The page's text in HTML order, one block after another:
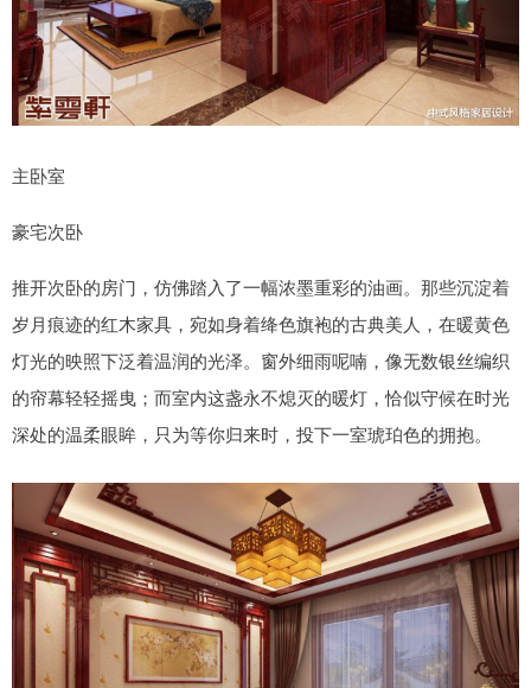
主卧室
豪宅次卧
推开次卧的房门，仿佛踏入了一幅浓墨重彩的油画。那些沉淀着
岁月痕迹的红木家具，宛如身着绛色旗袍的古典美人，在暖黄色
灯光的映照下泛着温润的光泽。窗外细雨呢喃，像无数银丝编织
的帘幕轻轻摇曳；而室内这盏永不熄灭的暖灯，恰似守候在时光
深处的温柔眼眸，只为等你归来时，投下一室琥珀色的拥抱。